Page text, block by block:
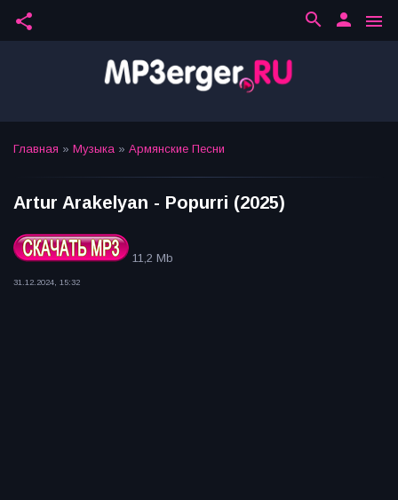
share menu
person
search
Главная » Музыка » Армянские Песни
Artur Arakelyan - Popurri (2025)
11,2 Mb
31.12.2024, 15:32